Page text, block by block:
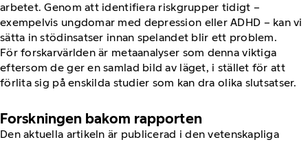
arbetet. Genom att identifiera riskgrupper tidigt –
exempelvis ungdomar med depression eller ADHD – kan vi
sätta in stödinsatser innan spelandet blir ett problem.
För forskarvärlden är metaanalyser som denna viktiga
eftersom de ger en samlad bild av läget, i stället för att
förlita sig på enskilda studier som kan dra olika slutsatser.
Forskningen bakom rapporten
Den aktuella artikeln är publicerad i den vetenskapliga